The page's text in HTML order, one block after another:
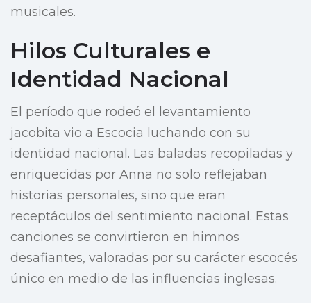
musicales.
Hilos Culturales e
Identidad Nacional
El período que rodeó el levantamiento
jacobita vio a Escocia luchando con su
identidad nacional. Las baladas recopiladas y
enriquecidas por Anna no solo reflejaban
historias personales, sino que eran
receptáculos del sentimiento nacional. Estas
canciones se convirtieron en himnos
desafiantes, valoradas por su carácter escocés
único en medio de las influencias inglesas.